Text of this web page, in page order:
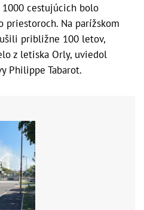
1000 cestujúcich bolo
Na parížskom
približne 100 letov,
z letiska Orly, uviedol
Philippe Tabarot.